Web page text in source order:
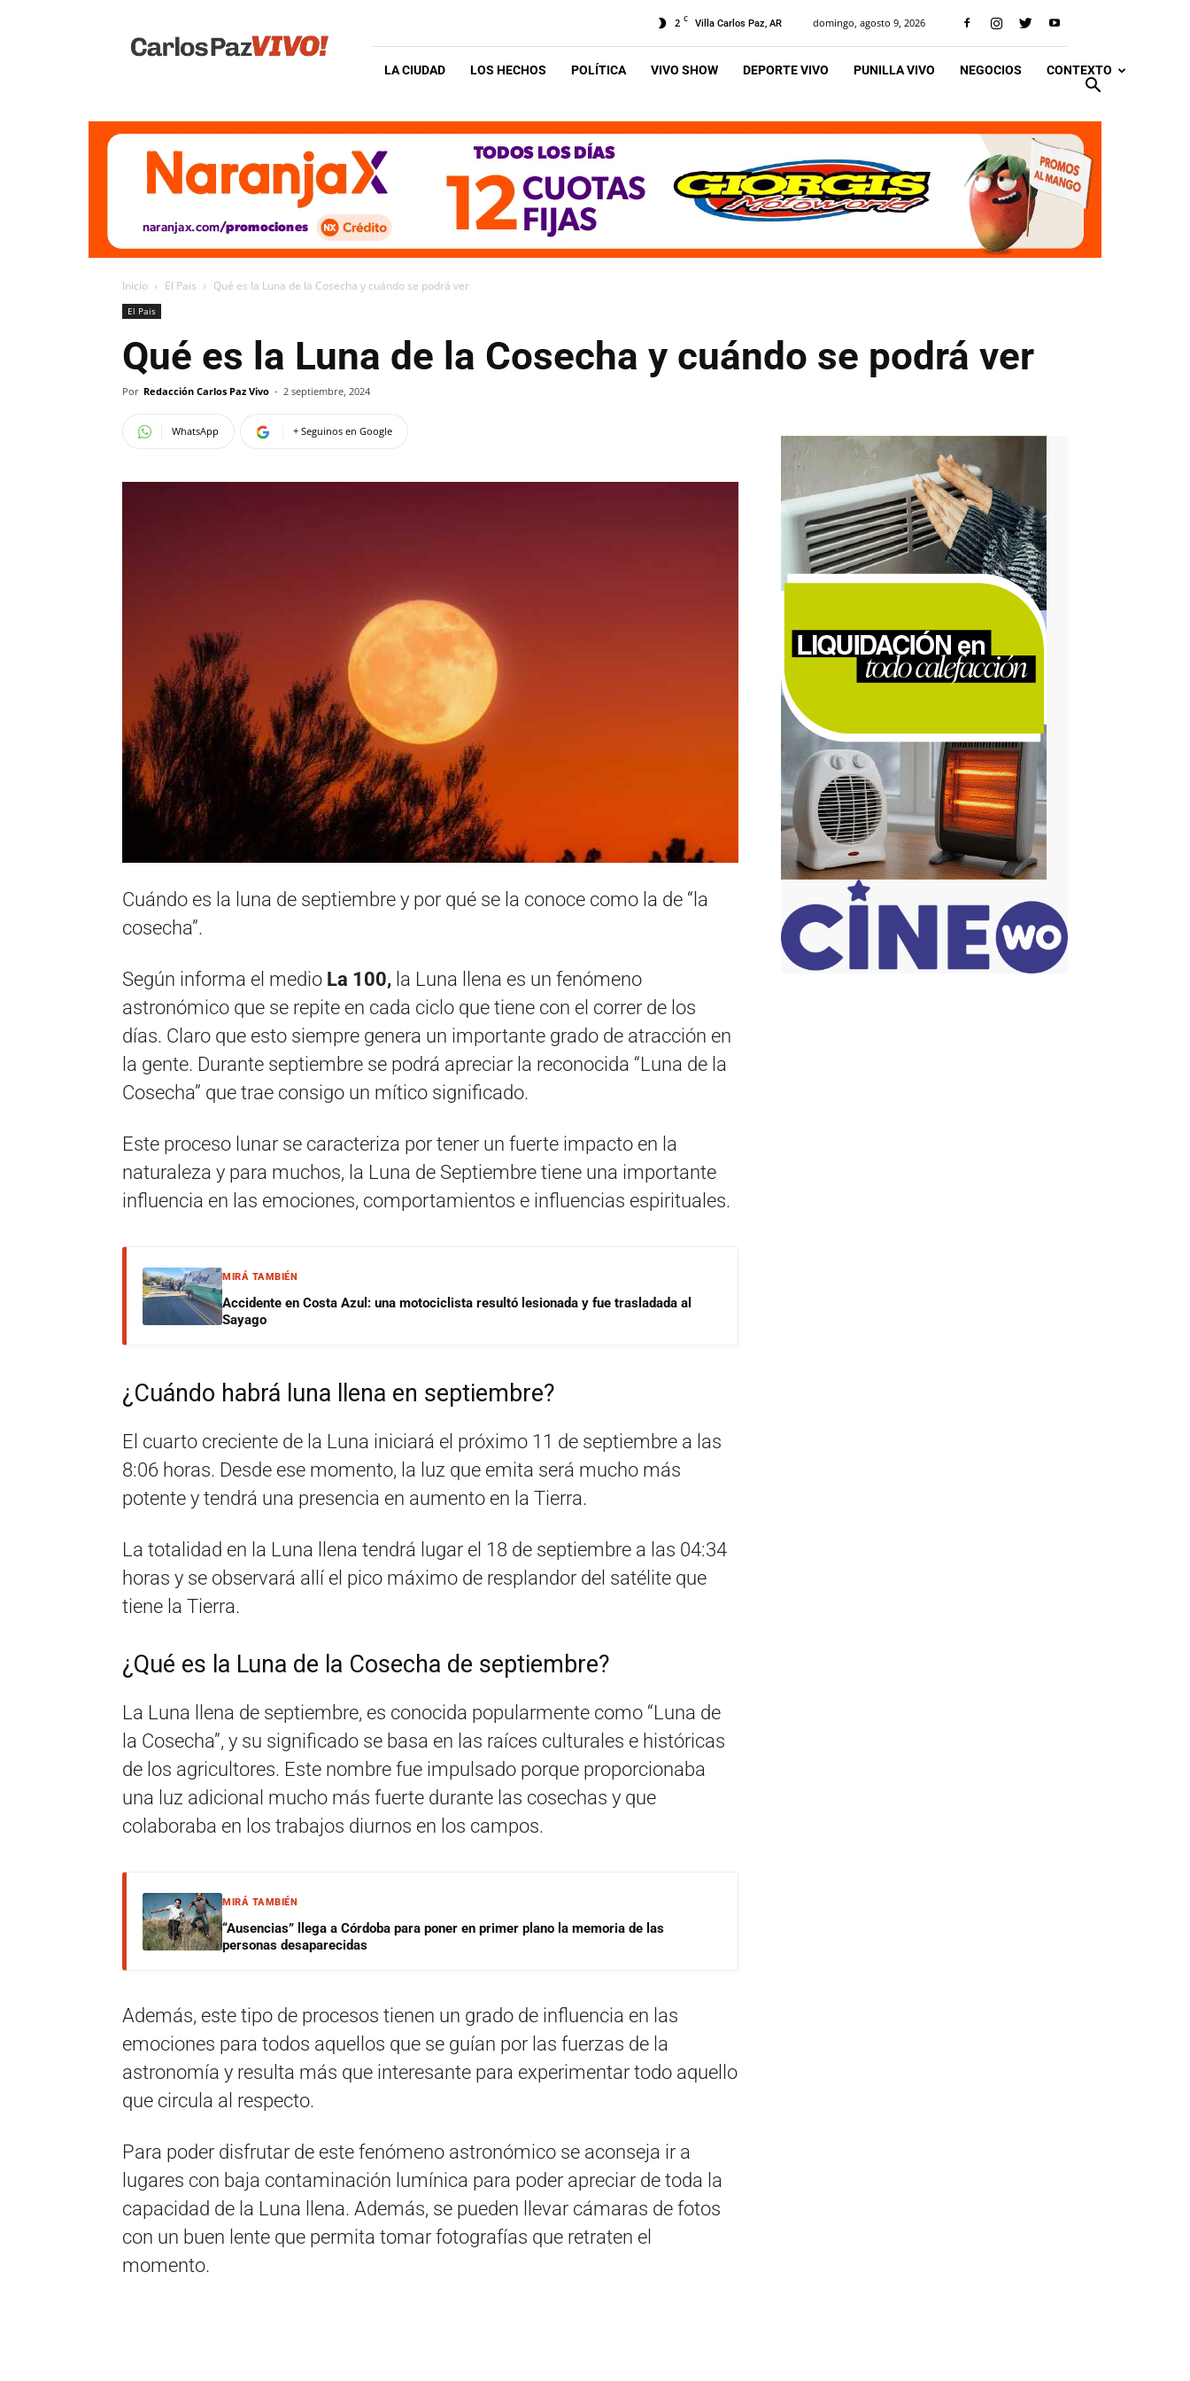
Vivo
2 C Villa Carlos Paz, AR domingo, agosto 9, 2026
LA CIUDAD LOS HECHOS POLÍTICA VIVO SHOW DEPORTE VIVO PUNILLA VIVO NEGOCIOS CONTEXTO
Inicio El Pais Qué es la Luna de la Cosecha y cuándo se podrá ver
El Pais
Qué es la Luna de la Cosecha y cuándo se podrá ver
Por Redacción Carlos Paz Vivo - 2 septiembre, 2024
WhatsApp + Seguinos en Google
Cuándo es la luna de septiembre y por qué se la conoce como la de “la
cosecha”.
Según informa el medio La 100, la Luna llena es un fenómeno
astronómico que se repite en cada ciclo que tiene con el correr de los
días. Claro que esto siempre genera un importante grado de atracción en
la gente. Durante septiembre se podrá apreciar la reconocida “Luna de la
Cosecha” que trae consigo un mítico significado.
Este proceso lunar se caracteriza por tener un fuerte impacto en la
naturaleza y para muchos, la Luna de Septiembre tiene una importante
influencia en las emociones, comportamientos e influencias espirituales.
MIRÁ TAMBIÉN
Accidente en Costa Azul: una motociclista resultó lesionada y fue trasladada al
Sayago
¿Cuándo habrá luna llena en septiembre?
El cuarto creciente de la Luna iniciará el próximo 11 de septiembre a las
8:06 horas. Desde ese momento, la luz que emita será mucho más
potente y tendrá una presencia en aumento en la Tierra.
La totalidad en la Luna llena tendrá lugar el 18 de septiembre a las 04:34
horas y se observará allí el pico máximo de resplandor del satélite que
tiene la Tierra.
¿Qué es la Luna de la Cosecha de septiembre?
La Luna llena de septiembre, es conocida popularmente como “Luna de
la Cosecha”, y su significado se basa en las raíces culturales e históricas
de los agricultores. Este nombre fue impulsado porque proporcionaba
una luz adicional mucho más fuerte durante las cosechas y que
colaboraba en los trabajos diurnos en los campos.
MIRÁ TAMBIÉN
“Ausencias” llega a Córdoba para poner en primer plano la memoria de las
personas desaparecidas
Además, este tipo de procesos tienen un grado de influencia en las
emociones para todos aquellos que se guían por las fuerzas de la
astronomía y resulta más que interesante para experimentar todo aquello
que circula al respecto.
Para poder disfrutar de este fenómeno astronómico se aconseja ir a
lugares con baja contaminación lumínica para poder apreciar de toda la
capacidad de la Luna llena. Además, se pueden llevar cámaras de fotos
con un buen lente que permita tomar fotografías que retraten el
momento.